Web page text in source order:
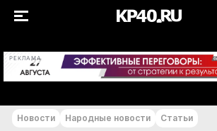
РЕКЛАМА +26...+27 °С
Новости Народные новости Статьи